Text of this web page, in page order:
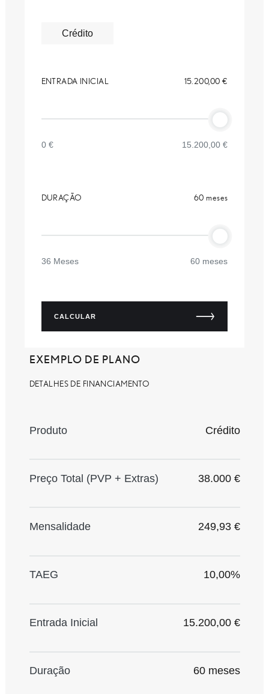
Crédito
ENTRADA INICIAL 15.200,00 €
0 € 15.200,00 €
DURAÇÃO 60 meses
36 Meses 60 meses
CALCULAR
EXEMPLO DE PLANO
DETALHES DE FINANCIAMENTO
Produto Crédito
Preço Total (PVP + Extras) 38.000 €
Mensalidade 249,93 €
TAEG 10,00%
Entrada Inicial 15.200,00 €
Duração 60 meses